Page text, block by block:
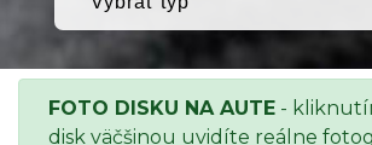
FOTO DISKU NA AUTE -
disk väčšinou uvidíte reálne